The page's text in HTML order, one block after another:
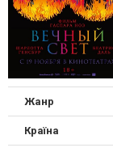
Жанр
Країна